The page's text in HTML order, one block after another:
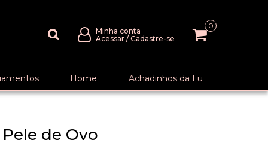
Minha conta
Acessar / Cadastre-se
0
Home Achadinhos da Lu
de Ovo